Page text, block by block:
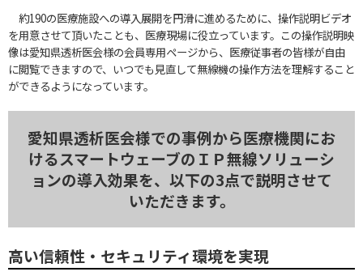
約190の医療施設への導入展開を円滑に進めるために、操作説明ビデオ
を用意させて頂いたことも、医療現場に役立っています。この操作説明映
像は愛知県透析医会様の会員専用ページから、医療従事者の皆様が自由
に閲覧できますので、いつでも見直して無線機の操作方法を理解すること
ができるようになっています。
愛知県透析医会様での事例から医療機関にお
けるスマートウェーブの ＩＰ無線ソリューシ
ョンの導入効果を、以下の3点で説明させて
いただきます。
高い信頼性・セキュリティ環境を実現